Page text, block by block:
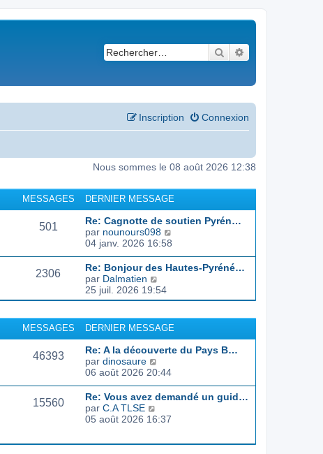
Rechercher
Connexion
Inscription
Nous sommes le 08 août 2026 12:38
MESSAGES DERNIER MESSAGE
501
Re: Cagnotte de soutien Pyrén…
par nounours098
s
t
r
l
e
d
n
i
e
04 janv. 2026 16:58
2306
Re: Bonjour des Hautes-Pyréné…
par Dalmatien
o
n
u
l
e
l
e
d
r
i
25 juil. 2026 19:54
MESSAGES DERNIER MESSAGE
46393
Re: A la découverte du Pays B…
par dinosaure
o
s
l
06 août 2026 20:44
15560
Re: Vous avez demandé un guid…
par C.A TLSE
o
05 août 2026 16:37